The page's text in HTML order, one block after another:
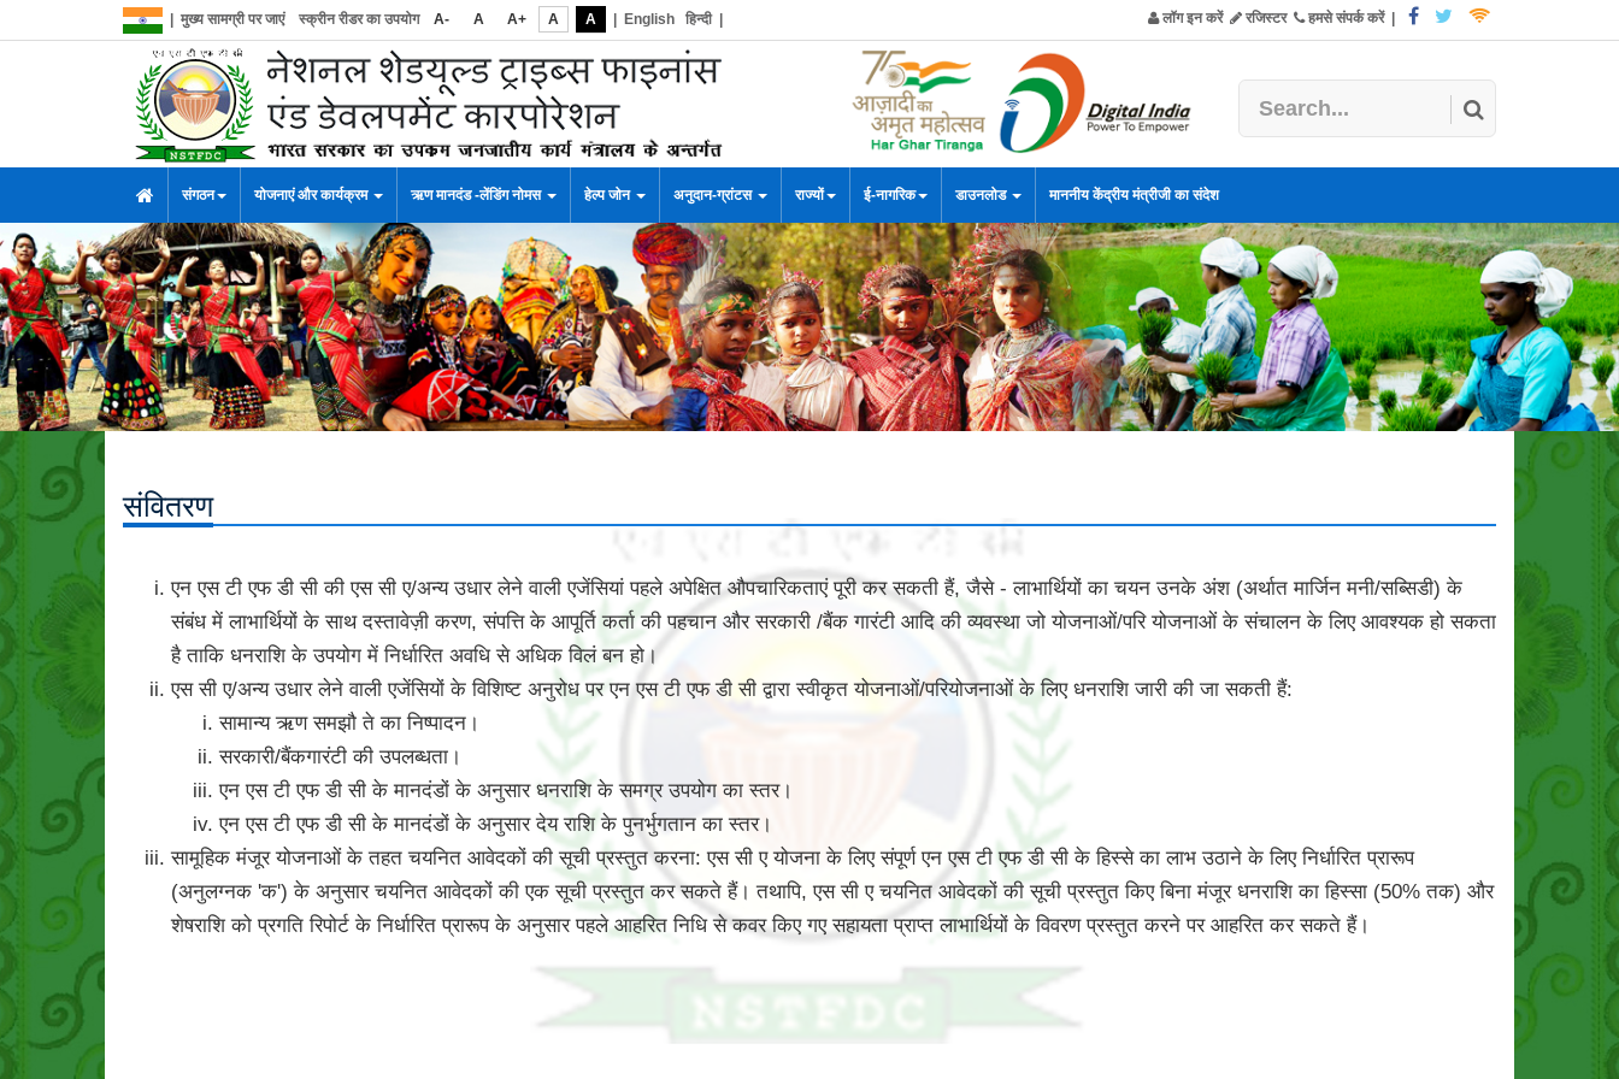
मुख्य सामग्री पर जाएं स्क्रीन रीडर का उपयोग A- A A+ A A English हिन्दी| लॉग इन करें रजिस्टर हमसे संपर्क करें|
संगठन योजनाएं और कार्यक्रम ऋण मानदंड -लेंडिंग नोमस हेल्प जोन अनुदान-ग्रांटस राज्यों ई-नागरिक डाउनलोड माननीय केंद्रीय मंत्रीजी का संदेश
संवितरण
एन एस टी एफ डी सी की एस सी ए/अन्य उधार लेने वाली एजेंसियां पहले अपेक्षित औपचारिकताएं पूरी कर सकती हैं, जैसे - लाभार्थियों का चयन उनके अंश (अर्थात मार्जिन मनी/सब्सिडी) के
संबंध में लाभार्थियों के साथ दस्तावेज़ी करण, संपत्ति के आपूर्ति कर्ता की पहचान और सरकारी /बैंक गारंटी आदि की व्यवस्था जो योजनाओं/परि योजनाओं के संचालन के लिए आवश्यक हो सकता
है ताकि धनराशि के उपयोग में निर्धारित अवधि से अधिक विलं बन हो।
एस सी ए/अन्य उधार लेने वाली एजेंसियों के विशिष्ट अनुरोध पर एन एस टी एफ डी सी द्वारा स्वीकृत योजनाओं/परियोजनाओं के लिए धनराशि जारी की जा सकती हैं:
सामान्य ऋण समझौ ते का निष्पादन।
सरकारी/बैंकगारंटी की उपलब्धता।
एन एस टी एफ डी सी के मानदंडों के अनुसार धनराशि के समग्र उपयोग का स्तर।
एन एस टी एफ डी सी के मानदंडों के अनुसार देय राशि के पुनर्भुगतान का स्तर।
सामूहिक मंजूर योजनाओं के तहत चयनित आवेदकों की सूची प्रस्तुत करना: एस सी ए योजना के लिए संपूर्ण एन एस टी एफ डी सी के हिस्से का लाभ उठाने के लिए निर्धारित प्रारूप
(अनुलग्नक 'क') के अनुसार चयनित आवेदकों की एक सूची प्रस्तुत कर सकते हैं। तथापि, एस सी ए चयनित आवेदकों की सूची प्रस्तुत किए बिना मंजूर धनराशि का हिस्सा (50% तक) और
शेषराशि को प्रगति रिपोर्ट के निर्धारित प्रारूप के अनुसार पहले आहरित निधि से कवर किए गए सहायता प्राप्त लाभार्थियों के विवरण प्रस्तुत करने पर आहरित कर सकते हैं।